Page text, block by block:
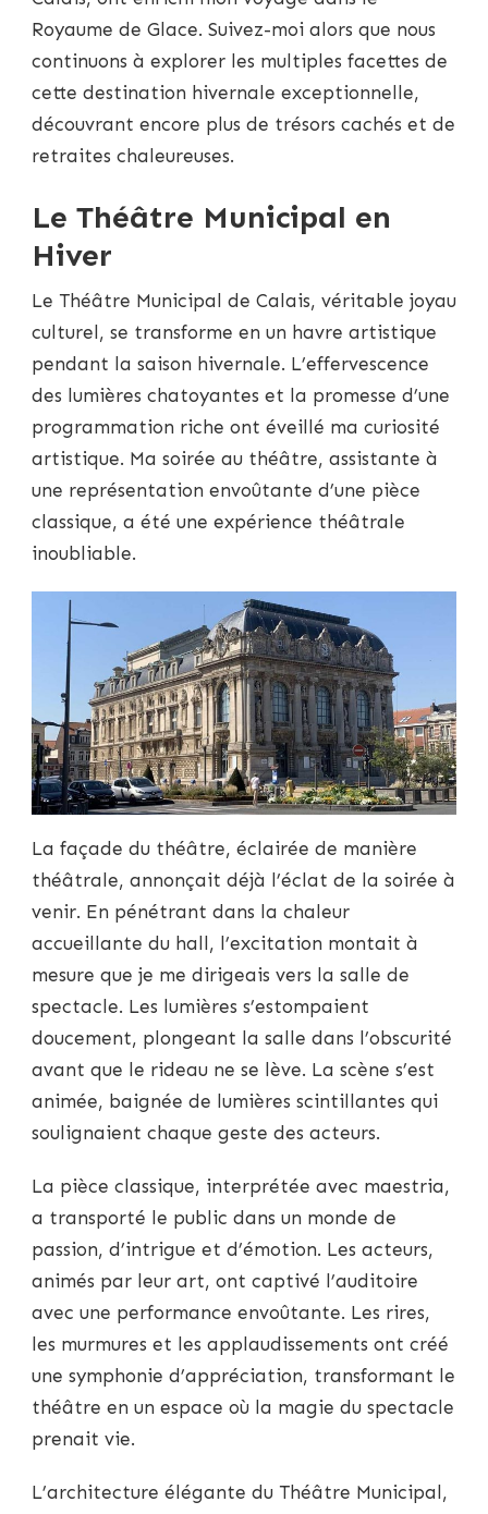
Royaume de Glace. Suivez-moi alors que nous
continuons à explorer les multiples facettes de
cette destination hivernale exceptionnelle,
découvrant encore plus de trésors cachés et de
retraites chaleureuses.
Le Théâtre Municipal en
Hiver
Le Théâtre Municipal de Calais, véritable joyau
culturel, se transforme en un havre artistique
pendant la saison hivernale. L’effervescence
des lumières chatoyantes et la promesse d’une
programmation riche ont éveillé ma curiosité
artistique. Ma soirée au théâtre, assistante à
une représentation envoûtante d’une pièce
classique, a été une expérience théâtrale
inoubliable.
La façade du théâtre, éclairée de manière
théâtrale, annonçait déjà l’éclat de la soirée à
venir. En pénétrant dans la chaleur
accueillante du hall, l’excitation montait à
mesure que je me dirigeais vers la salle de
spectacle. Les lumières s’estompaient
doucement, plongeant la salle dans l’obscurité
avant que le rideau ne se lève. La scène s’est
animée, baignée de lumières scintillantes qui
soulignaient chaque geste des acteurs.
La pièce classique, interprétée avec maestria,
a transporté le public dans un monde de
passion, d’intrigue et d’émotion. Les acteurs,
animés par leur art, ont captivé l’auditoire
avec une performance envoûtante. Les rires,
les murmures et les applaudissements ont créé
une symphonie d’appréciation, transformant le
théâtre en un espace où la magie du spectacle
prenait vie.
L’architecture élégante du Théâtre Municipal,